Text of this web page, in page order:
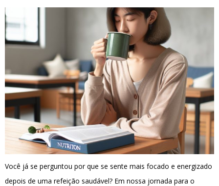
Você já se perguntou por que se sente mais focado e energizado
depois de uma refeição saudável? Em nossa jornada para o